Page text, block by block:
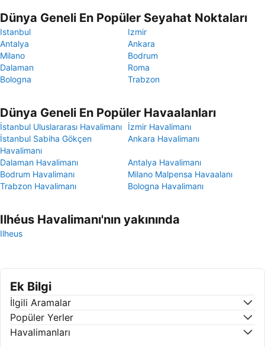
Dünya Geneli En Popüler Seyahat Noktaları
Istanbul
Izmir
Antalya
Ankara
Milano
Bodrum
Dalaman
Roma
Bologna
Trabzon
Dünya Geneli En Popüler Havaalanları
İstanbul Uluslararası Havalimanı
İzmir Havalimanı
İstanbul Sabiha Gökçen
Havalimanı
Ankara Havalimanı
Dalaman Havalimanı
Antalya Havalimanı
Bodrum Havalimanı
Milano Malpensa Havaalanı
Trabzon Havalimanı
Bologna Havalimanı
Ilhéus Havalimanı'nın yakınında
Ilheus
Ek Bilgi
İlgili Aramalar
Popüler Yerler
Havalimanları